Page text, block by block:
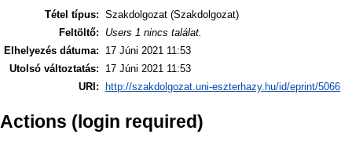
Tétel típus: Szakdolgozat (Szakdolgozat)
Feltöltő:
Users 1 nincs találat.
Elhelyezés dátuma:
17 Júni 2021 11:53
Utolsó változtatás:
17 Júni 2021 11:53
URI:
http://szakdolgozat.uni-eszterhazy.hu/id/eprint/5066
Actions (login required)